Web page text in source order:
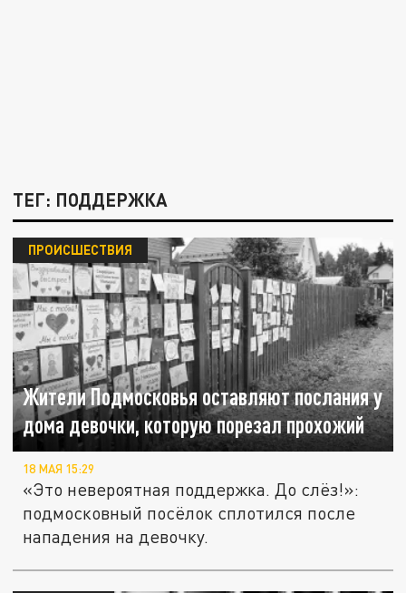
ТЕГ: ПОДДЕРЖКА
Жители Подмосковья оставляют послания у
дома девочки, которую порезал прохожий
ПРОИСШЕСТВИЯ
18 МАЯ 15:29
«Это невероятная поддержка. До слёз!»:
подмосковный посёлок сплотился после
нападения на девочку.